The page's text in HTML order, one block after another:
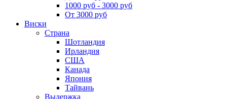
1000 руб - 3000 руб
От 3000 руб
Виски
Страна
Шотландия
Ирландия
США
Канада
Япония
Тайвань
Выдержка